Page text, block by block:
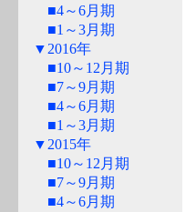
■4～6月期
■1～3月期
▼2016年
■10～12月期
■7～9月期
■4～6月期
■1～3月期
▼2015年
■10～12月期
■7～9月期
■4～6月期